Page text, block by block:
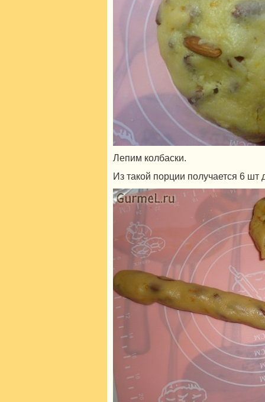
Лепим колбаски.
Из такой порции получается 6